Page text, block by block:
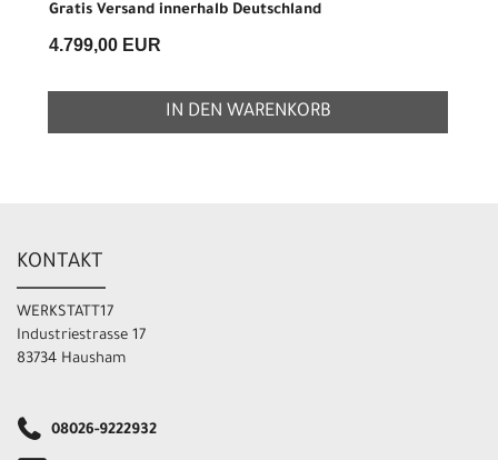
Gratis Versand innerhalb Deutschland
4.799,00 EUR
IN DEN WARENKORB
KONTAKT
WERKSTATT17
Industriestrasse 17
83734 Hausham
08026-9222932